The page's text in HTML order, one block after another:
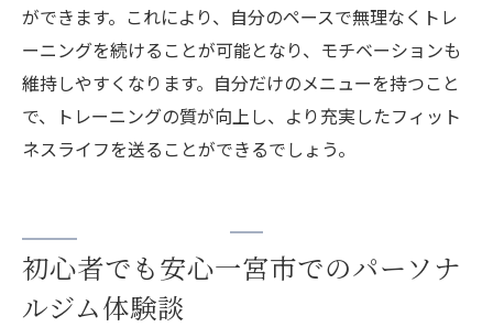
ができます。これにより、自分のペースで無理なくトレ
ーニングを続けることが可能となり、モチベーションも
維持しやすくなります。自分だけのメニューを持つこと
で、トレーニングの質が向上し、より充実したフィット
ネスライフを送ることができるでしょう。
初心者でも安心一宮市でのパーソナ
ルジム体験談